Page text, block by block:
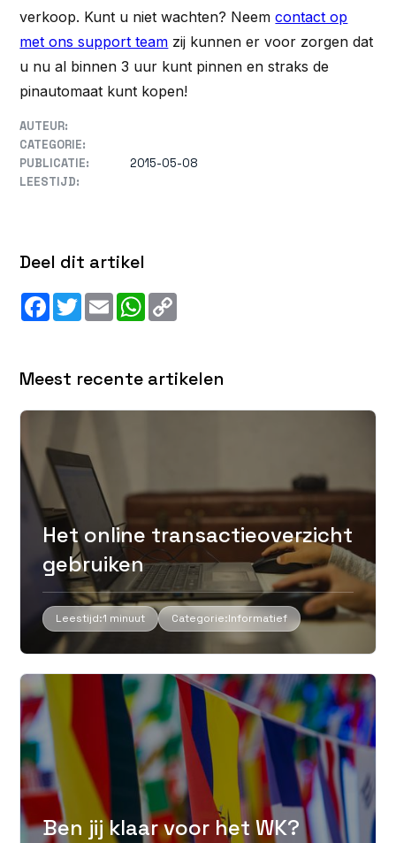
AUTEUR:
CATEGORIE:
PUBLICATIE:
2015-05-08
LEESTIJD:
Deel dit artikel
Facebook
Twitter
EmailWhatsApp
Meest recente artikelen
Het online transactieoverzicht
gebruiken
Leestijd:1 minuut Categorie:Informatief
Ben jij klaar voor het WK?
verkoop. Kunt u niet wachten? Neemcontact op
met ons support team zij kunnen er voor zorgen dat
u nu al binnen 3 uur kunt pinnen en straks de
pinautomaat kunt kopen!